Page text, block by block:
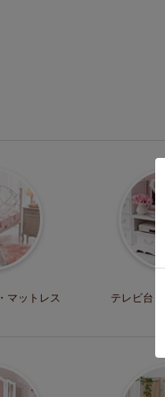
・マットレス テレビ台・